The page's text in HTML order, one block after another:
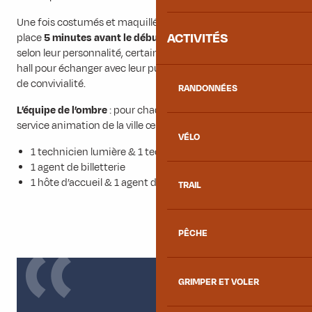
ACTIVITÉS
RANDONNÉES
VÉLO
TRAIL
PÊCHE
GRIMPER ET VOLER
Une fois costumés et maquillés, les artistes se mettent en
place5 minutes avant le début.
Après la représentation,
selon leur personnalité, certains comédiens rejoignent le
hall pour échanger avec leur public et partager un moment
de convivialité.
L’équipe de l’ombre: pour chaque spectacle, 5 agents du
service animation de la ville œuvrent en coulisses :
1 technicien lumière & 1 technicien son
1 agent de billetterie
1 hôte d’accueil & 1 agent de sécurité